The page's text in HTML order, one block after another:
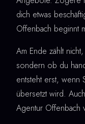
dich etwas
Offenbach beginnt
Am Ende zählt
sondern ob du
entsteht erst, wenn
übersetzt wird.
Agentur Offenbach